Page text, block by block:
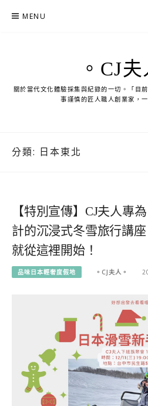
MENU
。CJ夫
關於當代文化體驗採集與紀錄的一切。「目
事謹慎的匠人職人創業家，
分類: 日本東北
【特別宣傳】CJ夫人專
計的沉浸式冬雪旅行講
就從這裡開始！
品味日本輕奢度假地 。CJ夫人。